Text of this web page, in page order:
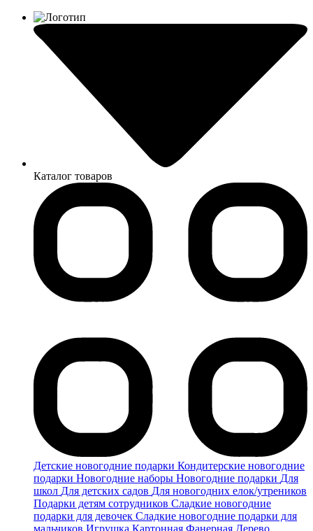
Каталог товаров
Детские новогодние подарки Кондитерские новогодние
подарки Новогодние наборы Новогодние подарки Для
школ Для детских садов Для новогодних елок/утреников
Подарки детям сотрудников Сладкие новогодние
подарки для девочек Сладкие новогодние подарки для